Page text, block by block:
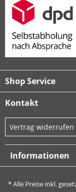
Shop Service
Kontakt
Vertrag widerrufen
Informationen
* Alle Preise inkl.